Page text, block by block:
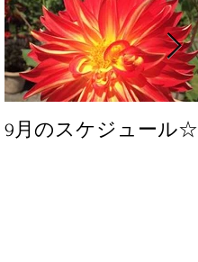
9月のスケジュール☆